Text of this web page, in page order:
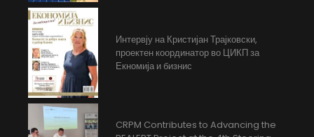
Интервју на Кристијан Трајковски,
проектен координатор во ЦИКП за
Екномија и бизнис
CRPM Contributes to Advancing the